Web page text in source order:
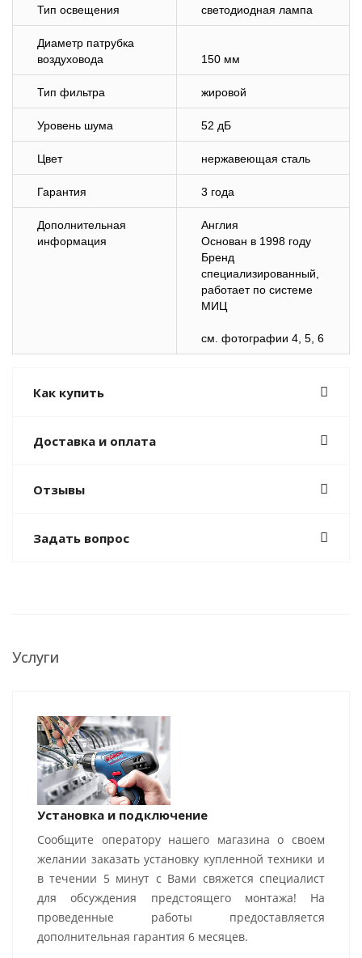
Тип освещения светодиодная лампа
Диаметр патрубка
воздуховода
150 мм
Тип фильтра жировой
Уровень шума 52 дБ
Цвет нержавеющая сталь
Гарантия 3 года
Дополнительная
информация
Англия
Основан в 1998 году
Бренд
специализированный,
работает по системе
МИЦ
см. фотографии 4, 5, 6
Как купить
Доставка и оплата
Отзывы
Задать вопрос
Услуги
Установка и подключение
Сообщите оператору нашего магазина о своем
желании заказать установку купленной техники и
в течении 5 минут с Вами свяжется специалист
для обсуждения предстоящего монтажа! На
проведенные работы предоставляется
дополнительная гарантия 6 месяцев.